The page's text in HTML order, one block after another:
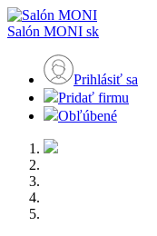
Salón MONI sk
Prihlásiť sa
Pridať firmu
Obľúbené